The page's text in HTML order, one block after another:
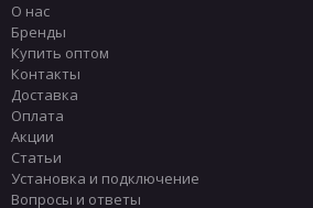
О нас
Бренды
Купить оптом
Контакты
Доставка
Оплата
Акции
Статьи
Установка и подключение
Вопросы и ответы